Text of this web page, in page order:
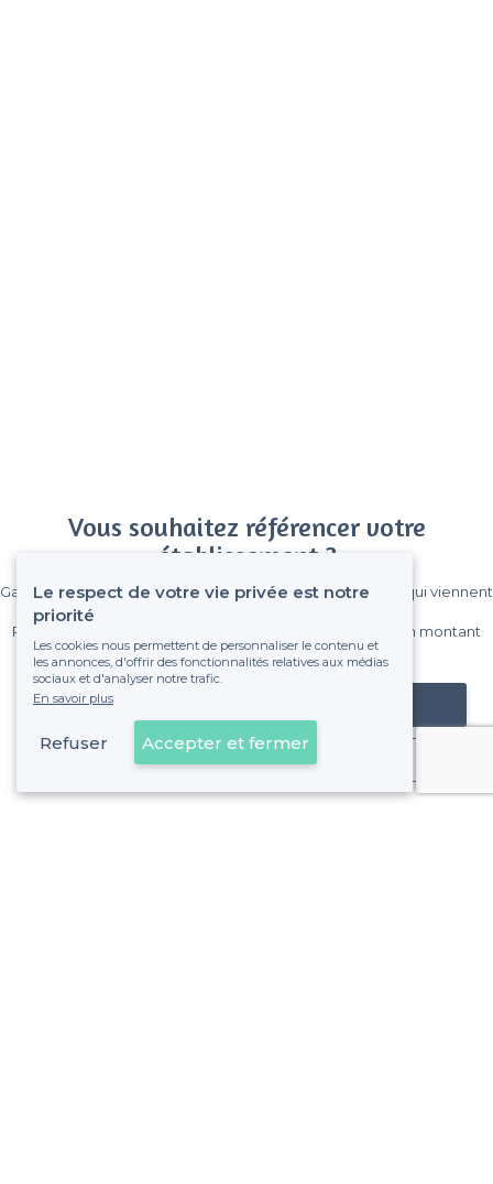
Vous souhaitez référencer votre
établissement ?
Gagnez de nombreux clients parmi le million de visiteurs qui viennent
Pas de commissions et sans engagement, vous payez un montant
fixe sans risque de voir déraper la facture.
Référencer mon établissement
Déjà client
Le respect de votre vie privée est notre
priorité
Les cookies nous permettent de personnaliser le contenu et
les annonces, d'offrir des fonctionnalités relatives aux médias
sociaux et d'analyser notre trafic.
En savoir plus
Refuser Accepter et fermer